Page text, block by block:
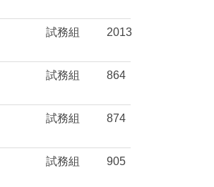
試務組 2013
試務組 864
試務組 874
試務組 905